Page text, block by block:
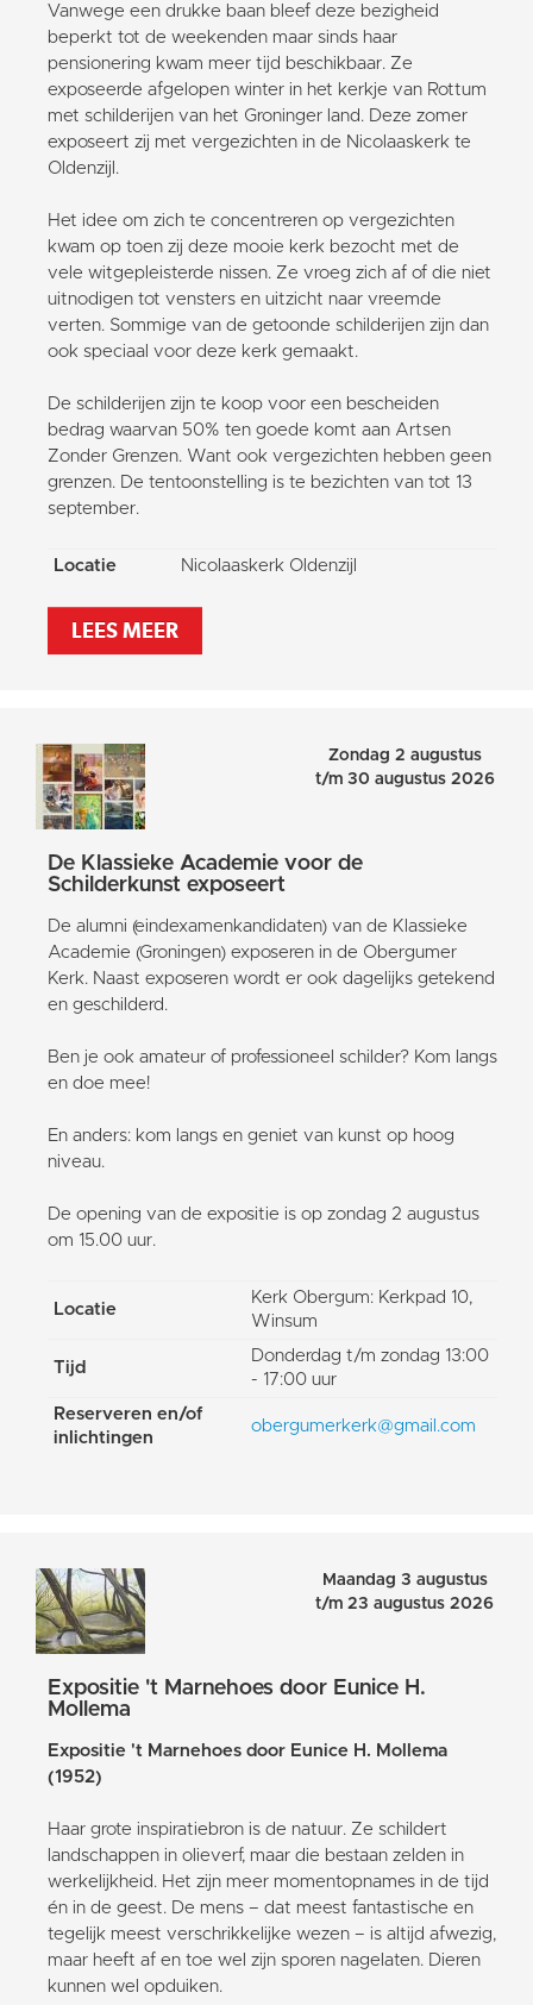
Vanwege een drukke baan bleef deze bezigheid
beperkt tot de weekenden maar sinds haar
pensionering kwam meer tijd beschikbaar. Ze
exposeerde afgelopen winter in het kerkje van Rottum
met schilderijen van het Groninger land. Deze zomer
exposeert zij met vergezichten in de Nicolaaskerk te
Oldenzijl.
Het idee om zich te concentreren op vergezichten
kwam op toen zij deze mooie kerk bezocht met de
vele witgepleisterde nissen. Ze vroeg zich af of die niet
uitnodigen tot vensters en uitzicht naar vreemde
verten. Sommige van de getoonde schilderijen zijn dan
ook speciaal voor deze kerk gemaakt.
De schilderijen zijn te koop voor een bescheiden
bedrag waarvan 50% ten goede komt aan Artsen
Zonder Grenzen. Want ook vergezichten hebben geen
grenzen. De tentoonstelling is te bezichten van tot 13
september.
Locatie Nicolaaskerk Oldenzijl
LEES MEER
Zondag 2 augustus
t/m 30 augustus 2026
De Klassieke Academie voor de
Schilderkunst exposeert
De alumni (eindexamenkandidaten) van de Klassieke
Academie (Groningen) exposeren in de Obergumer
Kerk. Naast exposeren wordt er ook dagelijks getekend
en geschilderd.
Ben je ook amateur of professioneel schilder? Kom langs
en doe mee!
En anders: kom langs en geniet van kunst op hoog
niveau.
De opening van de expositie is op zondag 2 augustus
om 15.00 uur.
Locatie
Kerk Obergum: Kerkpad 10,
Winsum
Tijd
Donderdag t/m zondag 13:00
- 17:00 uur
Reserveren en/of
inlichtingen
obergumerkerk@gmail.com
Maandag 3 augustus
t/m 23 augustus 2026
Expositie 't Marnehoes door Eunice H.
Mollema
Expositie 't Marnehoes door Eunice H. Mollema
(1952)
Haar grote inspiratiebron is de natuur. Ze schildert
landschappen in olieverf, maar die bestaan zelden in
werkelijkheid. Het zijn meer momentopnames in de tijd
én in de geest. De mens – dat meest fantastische en
tegelijk meest verschrikkelijke wezen – is altijd afwezig,
maar heeft af en toe wel zijn sporen nagelaten. Dieren
kunnen wel opduiken.